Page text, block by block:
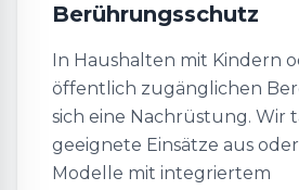
Berührungsschutz
In Haushalten mit Kindern
öffentlich zugänglichen
sich eine Nachrüstung. Wir
geeignete Einsätze aus
Modelle mit integriertem